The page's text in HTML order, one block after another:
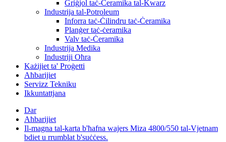
Griġjol taċ-Ċeramika tal-Kwarz
Industrija tal-Potroleum
Inforra taċ-Ċilindru taċ-Ċeramika
Planġer taċ-ċeramika
Valv taċ-Ċeramika
Industrija Medika
Industriji Oħra
Każijiet ta' Proġetti
Aħbarijiet
Servizz Tekniku
Ikkuntattjana
Dar
Aħbarijiet
Il-magna tal-karta b'ħafna wajers Miza 4800/550 tal-Vjetnam
bdiet u rrumblat b'suċċess.